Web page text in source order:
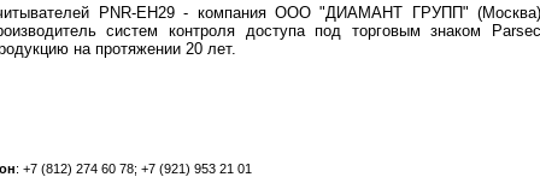
P N R-EH29 - компания ООО "ДИАМАНТ ГРУПП"
систем контроля доступа под торговым знаком
на протяжении 20 лет.
: +7 (812) 274 60 78; +7 (921) 953 21 01